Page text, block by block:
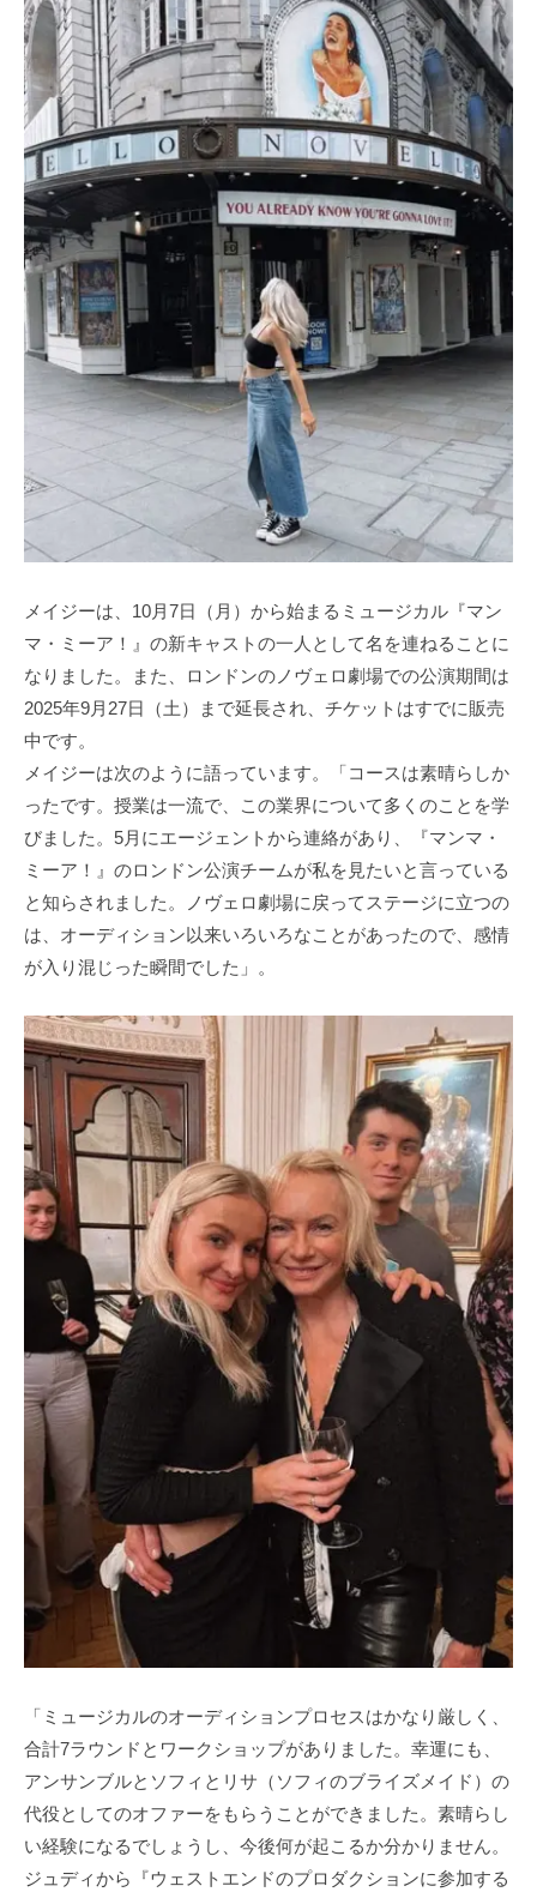
メイジーは、10月7日（月）から始まるミュージカル『マン
マ・ミーア！』の新キャストの一人として名を連ねることに
なりました。また、ロンドンのノヴェロ劇場での公演期間は
2025年9月27日（土）まで延長され、チケットはすでに販売
中です。
メイジーは次のように語っています。「コースは素晴らしか
ったです。授業は一流で、この業界について多くのことを学
びました。5月にエージェントから連絡があり、『マンマ・
ミーア！』のロンドン公演チームが私を見たいと言っている
と知らされました。ノヴェロ劇場に戻ってステージに立つの
は、オーディション以来いろいろなことがあったので、感情
が入り混じった瞬間でした」。
「ミュージカルのオーディションプロセスはかなり厳しく、
合計7ラウンドとワークショップがありました。幸運にも、
アンサンブルとソフィとリサ（ソフィのブライズメイド）の
代役としてのオファーをもらうことができました。素晴らし
い経験になるでしょうし、今後何が起こるか分かりません。
ジュディから『ウェストエンドのプロダクションに参加する